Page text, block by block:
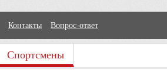
Контакты Вопрос-ответ
Спортсмены